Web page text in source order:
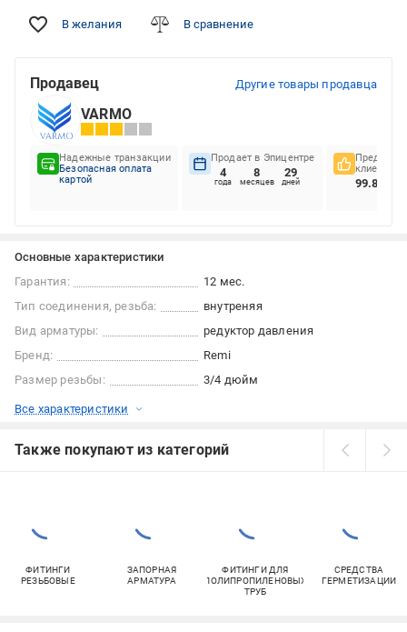
В желания В сравнение
Продавец Другие товары продавца
VARMO
Надежные транзакции
Безопасная оплата
картой
Продает в Эпицентре
4
года
8
месяцев
29
дней
клиентов
99.86%
Основные характеристики
Гарантия:
12 мес.
Тип соединения, резьба:
внутреняя
Вид арматуры:
редуктор давления
Бренд:
Remi
Размер резьбы:
3/4 дюйм
Все характеристики
Также покупают из категорий
ФИТИНГИ
РЕЗЬБОВЫЕ
ЗАПОРНАЯ
АРМАТУРА
ФИТИНГИ ДЛЯ
ПОЛИПРОПИЛЕНОВЫХ
ТРУБ
СРЕДСТВА
ГЕРМЕТИЗАЦИИ